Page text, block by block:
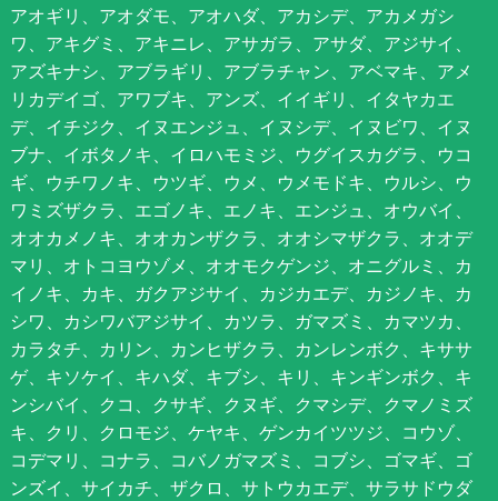
アオギリ、アオダモ、アオハダ、アカシデ、アカメガシ
ワ、アキグミ、アキニレ、アサガラ、アサダ、アジサイ、
アズキナシ、アブラギリ、アブラチャン、アベマキ、アメ
リカデイゴ、アワブキ、アンズ、イイギリ、イタヤカエ
デ、イチジク、イヌエンジュ、イヌシデ、イヌビワ、イヌ
ブナ、イボタノキ、イロハモミジ、ウグイスカグラ、ウコ
ギ、ウチワノキ、ウツギ、ウメ、ウメモドキ、ウルシ、ウ
ワミズザクラ、エゴノキ、エノキ、エンジュ、オウバイ、
オオカメノキ、オオカンザクラ、オオシマザクラ、オオデ
マリ、オトコヨウゾメ、オオモクゲンジ、オニグルミ、カ
イノキ、カキ、ガクアジサイ、カジカエデ、カジノキ、カ
シワ、カシワバアジサイ、カツラ、ガマズミ、カマツカ、
カラタチ、カリン、カンヒザクラ、カンレンボク、キササ
ゲ、キソケイ、キハダ、キブシ、キリ、キンギンボク、キ
ンシバイ、クコ、クサギ、クヌギ、クマシデ、クマノミズ
キ、クリ、クロモジ、ケヤキ、ゲンカイツツジ、コウゾ、
コデマリ、コナラ、コバノガマズミ、コブシ、ゴマギ、ゴ
ンズイ、サイカチ、ザクロ、サトウカエデ、サラサドウダ